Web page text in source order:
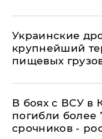
Украинские
крупнейший
пищевых
В боях с ВСУ в
погибли более
срочников -